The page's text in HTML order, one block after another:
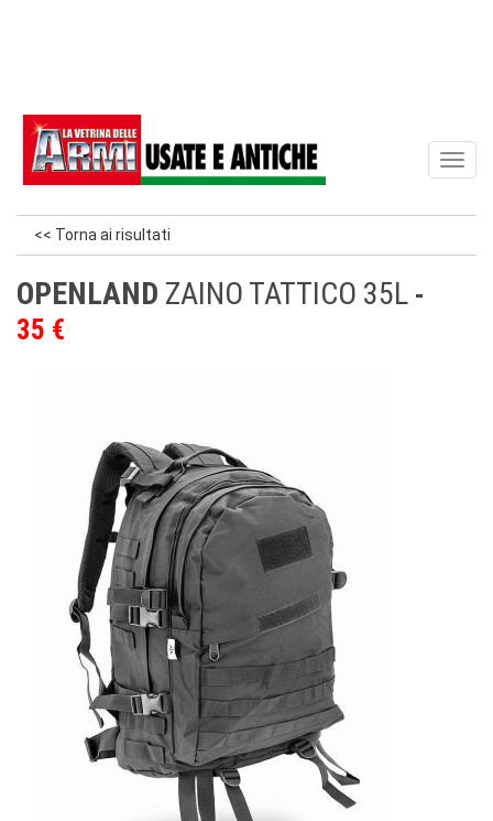
<< Torna ai risultati
OPENLAND ZAINO TATTICO 35L
35 €